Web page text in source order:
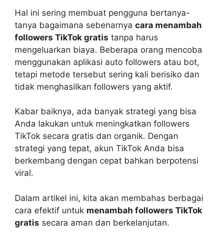
Hal ini sering membuat pengguna bertanya-
tanya bagaimana sebenarnya cara menambah
followers TikTok gratis tanpa harus
mengeluarkan biaya. Beberapa orang mencoba
menggunakan aplikasi auto followers atau bot,
tetapi metode tersebut sering kali berisiko dan
tidak menghasilkan followers yang aktif.
Kabar baiknya, ada banyak strategi yang bisa
Anda lakukan untuk meningkatkan followers
TikTok secara gratis dan organik. Dengan
strategi yang tepat, akun TikTok Anda bisa
berkembang dengan cepat bahkan berpotensi
viral.
Dalam artikel ini, kita akan membahas berbagai
cara efektif untuk menambah followers TikTok
gratis secara aman dan berkelanjutan.